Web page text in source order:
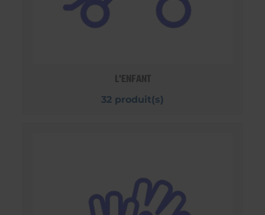
L'ENFANT
32 produit(s)